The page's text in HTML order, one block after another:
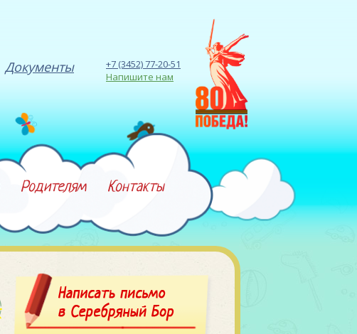
Документы
+7 (3452) 77-20-51
Напишите нам
Родителям Контакты